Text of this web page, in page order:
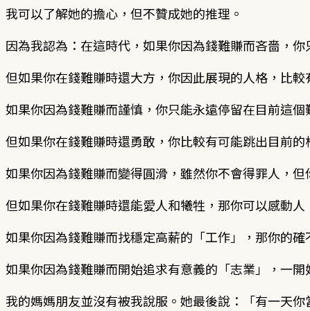
我可以了解她的擔心，但不贊成她的推理。
因為我認為：在這時代，如果你因為錢難賺而吝嗇，你
但如果你在錢難賺時還大方，你因此展現的人格，比較
如果你因為錢難賺而謹慎，你只能永遠停留在目前這個
但如果你在錢難賺時還勇敢，你比較有可能跳出目前的
如果你因為錢難賺而變得圓滑，雖然你不會得罪人，但
但如果你在錢難賺時還能愛人和犧牲，那你可以感動人
如果你因為錢難賺而找穩定高薪的「工作」，那你的
如果你因為錢難賺而開始追求有意義的「志業」，一
我的媽媽朋友並沒有被我說服。她最後說：「有一天你